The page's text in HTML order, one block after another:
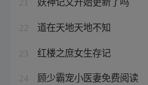
21
22 道在天地天地不知
23 红楼之庶女生存记
24 顾少霸宠小医妻免费阅读